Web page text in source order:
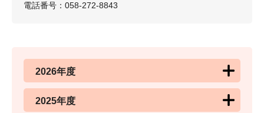
電話番号：058-272-8843
2026年度
2025年度